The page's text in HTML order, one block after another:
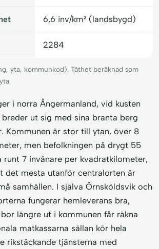
6,6 inv/km² (landsbygd)
2284
yta, kommunkod). Täthet beräknad som
i norra Ångermanland, vid kusten
ut sig med sina branta berg
Kommunen är stor till ytan, över 8
men befolkningen på drygt 55
runt 7 invånare per kvadratkilometer,
det mesta utanför centralorten är
samhällen. I själva Örnsköldsvik och
fungerar hemleverans bra,
längre ut i kommunen får räkna
matkassarna sällan kör hela
rikstäckande tjänsterna med